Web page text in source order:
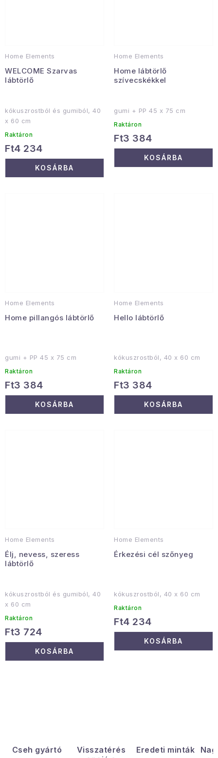
Home Elements
WELCOME Szarvas
lábtörlő
kókuszrostból és gumiból, 40
x 60 cm
Raktáron
Ft4 234
KOSÁRBA
Home Elements
Home lábtörlő
szívecskékkel
gumi + PP 45 x 75 cm
Raktáron
Ft3 384
KOSÁRBA
Home Elements
Home pillangós lábtörlő
gumi + PP 45 x 75 cm
Raktáron
Ft3 384
KOSÁRBA
Home Elements
Hello lábtörlő
kókuszrostból, 40 x 60 cm
Raktáron
Ft3 384
KOSÁRBA
Home Elements
Élj, nevess, szeress
lábtörlő
kókuszrostból és gumiból, 40
x 60 cm
Raktáron
Ft3 724
KOSÁRBA
Home Elements
Érkezési cél szőnyeg
kókuszrostból, 40 x 60 cm
Raktáron
Ft4 234
KOSÁRBA
Cseh gyártó
Visszatérés
Eredeti minták